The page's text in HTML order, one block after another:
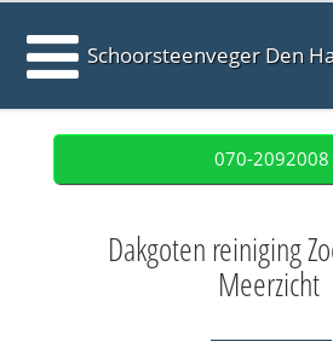
Schoorsteenveger Den
070-2092008
Dakgoten reiniging
Meerzicht